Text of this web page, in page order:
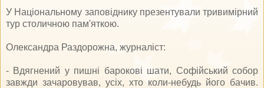
У Національному заповіднику презентували тривимірний
тур столичною пам'яткою.
Олександра Раздорожна, журналіст:
- Вдягнений у пишні барокові шати, Софійський собор
завжди зачаровував, усіх, хто коли-небудь його бачив.